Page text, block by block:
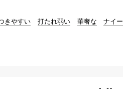
きやすい 打たれ弱い 華奢な
ナイー